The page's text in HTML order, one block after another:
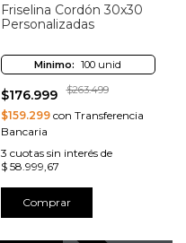
Friselina Cordón 30x30
Personalizadas
Minimo: 100 unid
$176.999 $263.499
$159.299con Transferencia
Bancaria
3 cuotas sin interés de
$ 58.999,67
Comprar